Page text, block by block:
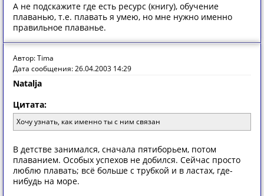
А не подскажите где есть ресурс (книгу), обучение
плаванью, т.е. плавать я умею, но мне нужно именно
правильное плаванье.
Автор: Tima
Дата сообщения: 26.04.2003 14:29
Natalja
Цитата:
Хочу узнать, как именно ты с ним связан
В детстве занимался, сначала пятиборьем, потом
плаванием. Особых успехов не добился. Сейчас просто
люблю плавать; всё больше с трубкой и в ластах, где-
нибудь на море.